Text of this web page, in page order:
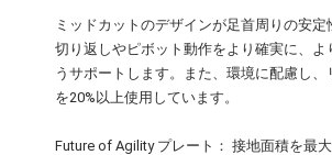
ミッドカットのデザインが足首周りの安
切り返しやピボット動作をより確実に、よ
うサポートします。また、環境に配慮し、
を20%以上使用しています。
Future of Agility プレート： 接地面積を最